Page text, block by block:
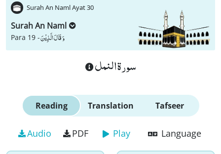
Surah An Naml Ayat 30
Surah An Naml
Para 19 -وَ قَالَ الَّذِیْنَ
سورة النمل
Reading Translation Tafseer
Audio PDF Play Language